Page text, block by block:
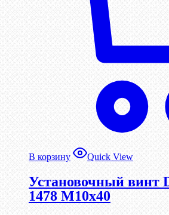
В корзину Quick View
Установочный винт
1478 М10х40